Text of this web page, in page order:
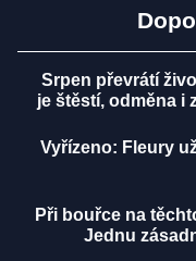
Srpen převrátí
je štěstí, odměna i
Vyřízeno: Fleury
Při bouřce na
Jednu